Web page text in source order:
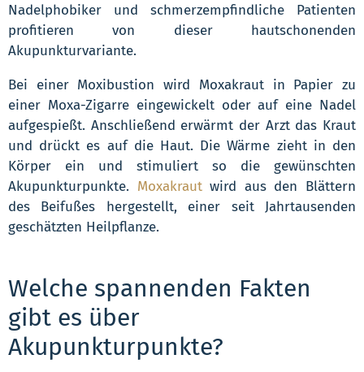
Nadelphobiker und schmerzempfindliche Patienten
profitieren von dieser hautschonenden
Akupunkturvariante.
Bei einer Moxibustion wird Moxakraut in Papier zu
einer Moxa-Zigarre eingewickelt oder auf eine Nadel
aufgespießt. Anschließend erwärmt der Arzt das Kraut
und drückt es auf die Haut. Die Wärme zieht in den
Körper ein und stimuliert so die gewünschten
Akupunkturpunkte. Moxakrautwird aus den Blättern
des Beifußes hergestellt, einer seit Jahrtausenden
geschätzten Heilpflanze.
Welche spannenden Fakten
gibt es über
Akupunkturpunkte?